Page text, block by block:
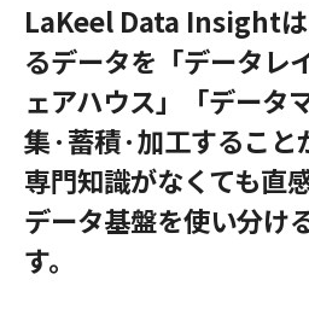
LaKeel Data Insightは
るデータを「データレ
ェアハウス」「データ
集·蓄積·加工すること
専門知識がなくても直
データ基盤を使い分け
す。